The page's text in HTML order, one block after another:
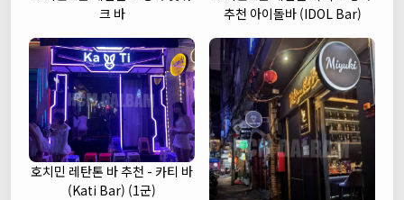
크 바
추천 아이돌바 (IDOL Bar)
호치민 레탄톤 바 추천 - 카티 바
(Kati Bar) (1군)